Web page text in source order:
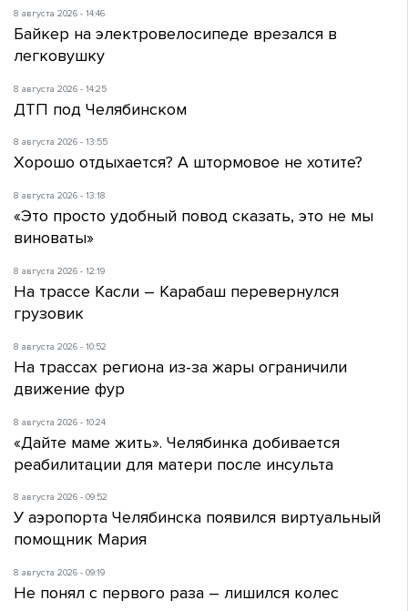
8 августа 2026 - 14:46
Байкер на электровелосипеде врезался в
легковушку
8 августа 2026 - 14:25
ДТП под Челябинском
8 августа 2026 - 13:55
Хорошо отдыхается? А штормовое не хотите?
8 августа 2026 - 13:18
«Это просто удобный повод сказать, это не мы
виноваты»
8 августа 2026 - 12:19
На трассе Касли – Карабаш перевернулся
грузовик
8 августа 2026 - 10:52
На трассах региона из-за жары ограничили
движение фур
8 августа 2026 - 10:24
«Дайте маме жить». Челябинка добивается
реабилитации для матери после инсульта
8 августа 2026 - 09:52
У аэропорта Челябинска появился виртуальный
помощник Мария
8 августа 2026 - 09:19
Не понял с первого раза – лишился колес